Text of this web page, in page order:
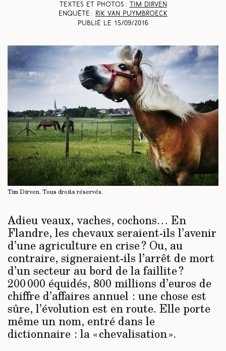
Textes et photos :
Tim Dirven
Enquête : Rik Van Puymbroeck
Publié le 15/09/2016
Tim Dirven. Tous droits réservés.
Adieu veaux, vaches, cochons… En
Flandre, les chevaux seraient-ils l’avenir
d’une agriculture en crise ? Ou, au
contraire, signeraient-ils l’arrêt de mort
d’un secteur au bord de la faillite ?
200 000 équidés, 800 millions d’euros de
chiffre d’affaires annuel : une chose est
sûre, l’évolution est en route. Elle porte
même un nom, entré dans le
dictionnaire : la « chevalisation ».